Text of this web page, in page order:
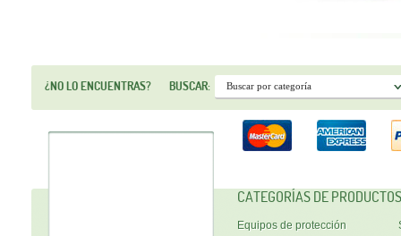
¿NO LO ENCUENTRAS? BUSCAR:
CATEGORÍAS DE PRODUCTOS
Equipos de protección